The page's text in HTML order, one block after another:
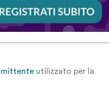
mittente utilizzato per la